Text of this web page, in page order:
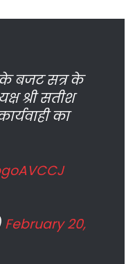
के बजट सत्र के
श्री सतीश
का
February 20,